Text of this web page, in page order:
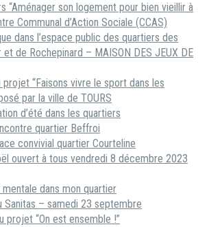
“Aménager son logement pour bien vieillir à
Communal d’Action Sociale (CCAS)
dans l’espace public des quartiers des
et de Rochepinard – MAISON DES JEUX DE
projet “Faisons vivre le sport dans les
par la ville de TOURS
d’été dans les quartiers
quartier Beffroi
convivial quartier Courteline
ouvert à tous vendredi 8 décembre 2023
dans mon quartier
Sanitas – samedi 23 septembre
projet “On est ensemble !”